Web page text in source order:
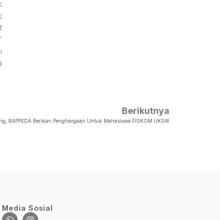
Berikutnya
BAPPEDA Berikan Penghargaan Untuk Mahasiswa FISKOM UKSW
Media Sosial